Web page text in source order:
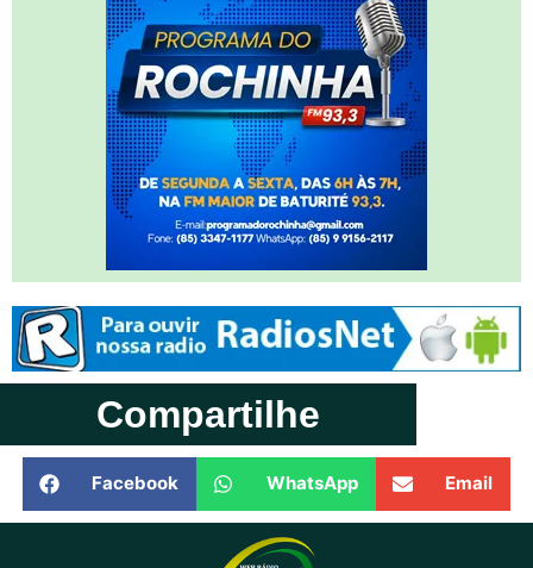
Compartilhe
Facebook WhatsApp Email